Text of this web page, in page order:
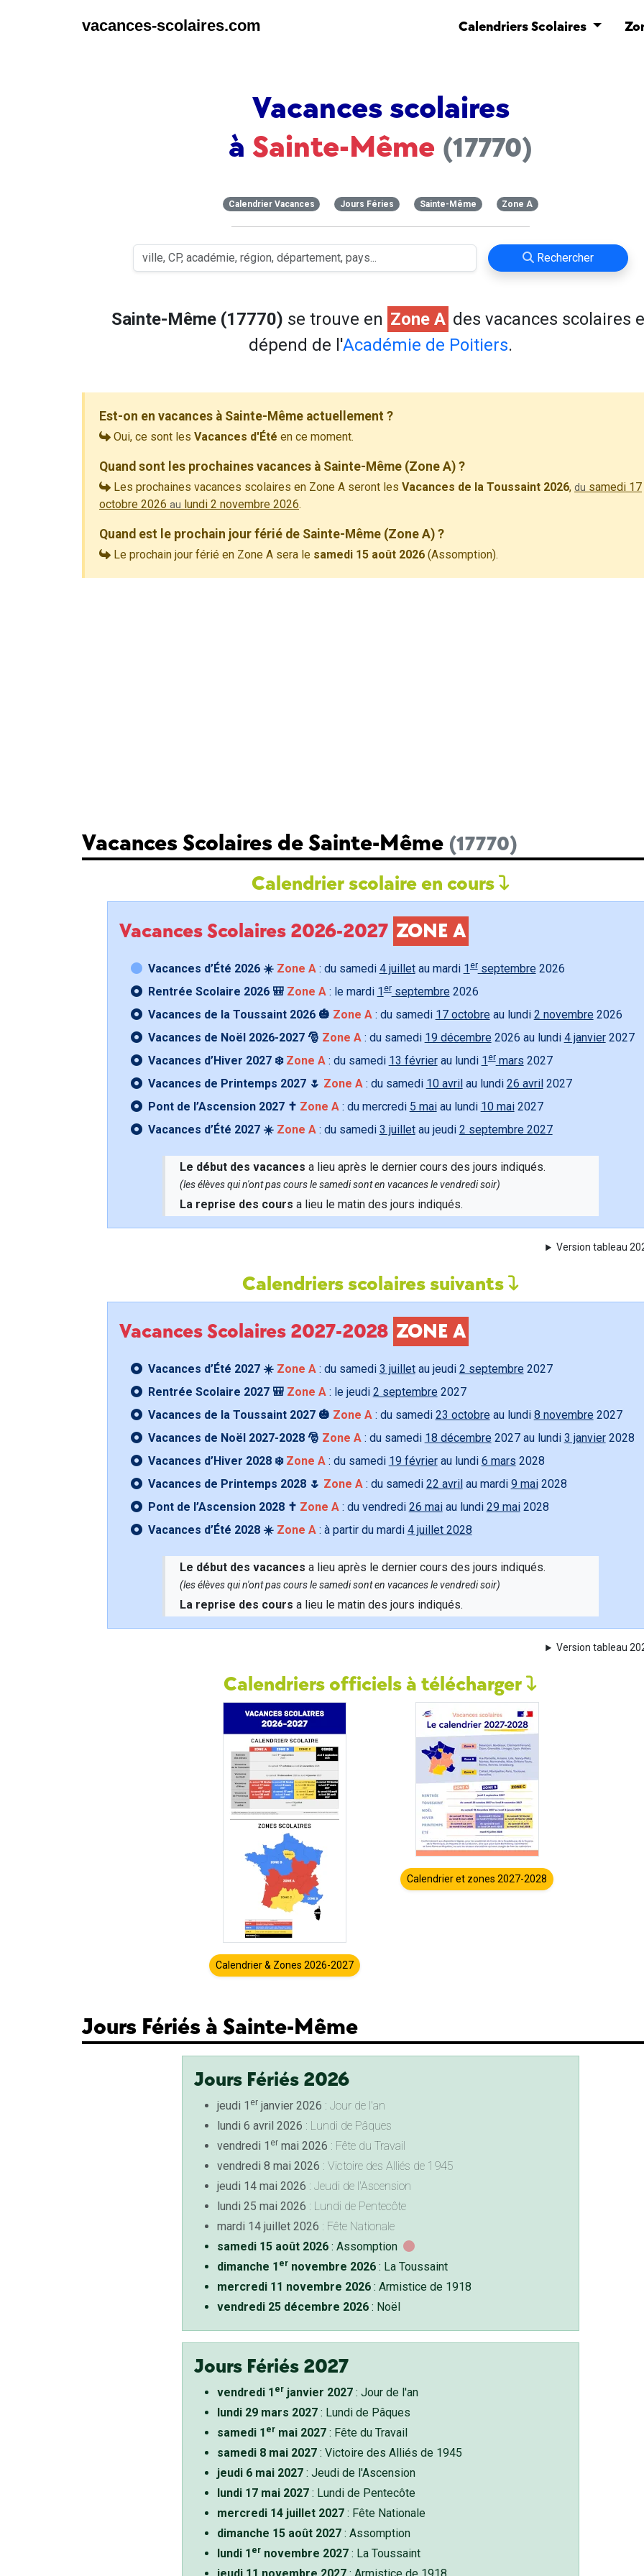
vacances-scolaires.com Calendriers Scolaires
Vacances scolaires
à Sainte-Même (17770)
Calendrier Vacances Jours Féries Sainte-Même Zone A
Rechercher
Sainte-Même (17770) se trouve en Zone A des vacances scolaires
dépend de l'Académie de Poitiers.
Est-on en vacances à Sainte-Même actuellement ?
Oui, ce sont les Vacances d'Été en ce moment.
Quand sont les prochaines vacances à Sainte-Même (Zone A) ?
Les prochaines vacances scolaires en Zone A seront les Vacances de la Toussaint 2026, du samedi 17
octobre 2026 au lundi 2 novembre 2026.
Quand est le prochain jour férié de Sainte-Même (Zone A) ?
Le prochain jour férié en Zone A sera le samedi 15 août 2026 (Assomption).
Vacances Scolaires de Sainte-Même (17770)
Calendrier scolaire en cours
Vacances Scolaires 2026-2027 ZONE A
Vacances d’Été 2026 ☀️ Zone A: du samedi 4 juilletau mardi 1 erseptembre 2026
Rentrée Scolaire 2026 🎒 Zone A: le mardi 1erseptembre 2026
Vacances de la Toussaint 2026 🎃 Zone A: du samedi 17 octobre au lundi 2 novembre 2026
Vacances de Noël 2026-2027 🎅 Zone A: du samedi 19 décembre 2026 au lundi 4 janvier2027
Vacances d’Hiver 2027 ❄️ Zone A: du samedi 13 févrierau lundi 1ermars 2027
Vacances de Printemps 2027 🌷 Zone A: du samedi 10 avril au lundi 26 avril 2027
Pont de l’Ascension 2027 ✝️ Zone A: du mercredi 5 maiau lundi 10 mai2027
Vacances d’Été 2027 ☀️ Zone A: du samedi 3 juilletau jeudi 2 septembre 2027
Le début des vacances a lieu après le dernier cours des jours indiqués.
(les élèves qui n'ont pas cours le samedi sont en vacances le vendredi soir)
La reprise des cours a lieu le matin des jours indiqués.
Version tableau
Calendriers scolaires suivants
Vacances Scolaires 2027-2028 ZONE A
Vacances d’Été 2027 ☀️ Zone A: du samedi 3 juilletau jeudi 2 septembre 2027
Rentrée Scolaire 2027 🎒 Zone A: le jeudi 2 septembre 2027
Vacances de la Toussaint 2027 🎃 Zone A: du samedi 23 octobre au lundi 8 novembre 2027
Vacances de Noël 2027-2028 🎅 Zone A: du samedi 18 décembre 2027 au lundi 3 janvier2028
Vacances d’Hiver 2028 ❄️ Zone A: du samedi 19 févrierau lundi 6 mars 2028
Vacances de Printemps 2028 🌷 Zone A: du samedi 22 avril au mardi 9 mai2028
Pont de l’Ascension 2028 ✝️ Zone A: du vendredi 26 maiau lundi 29 mai2028
Vacances d’Été 2028 ☀️ Zone A: à partir du mardi 4 juillet 2028
Le début des vacances a lieu après le dernier cours des jours indiqués.
(les élèves qui n'ont pas cours le samedi sont en vacances le vendredi soir)
La reprise des cours a lieu le matin des jours indiqués.
Version tableau
Calendriers officiels à télécharger
Calendrier & Zones 2026-2027
Calendrier et zones 2027-2028
Jours Fériés à Sainte-Même
Jours Fériés 2026
jeudi 1 erjanvier 2026 : Jour de l'an
lundi 6 avril 2026 : Lundi de Pâques
vendredi 1 ermai 2026 : Fête du Travail
vendredi 8 mai 2026 : Victoire des Alliés de 1945
jeudi 14 mai 2026 : Jeudi de l'Ascension
lundi 25 mai 2026 : Lundi de Pentecôte
mardi 14 juillet 2026 : Fête Nationale
samedi 15 août 2026: Assomption
dimanche 1 ernovembre 2026: La Toussaint
mercredi 11 novembre 2026: Armistice de 1918
vendredi 25 décembre 2026: Noël
Jours Fériés 2027
vendredi 1 erjanvier 2027: Jour de l'an
lundi 29 mars 2027: Lundi de Pâques
samedi 1 ermai 2027: Fête du Travail
samedi 8 mai 2027: Victoire des Alliés de 1945
jeudi 6 mai 2027: Jeudi de l'Ascension
lundi 17 mai 2027: Lundi de Pentecôte
mercredi 14 juillet 2027: Fête Nationale
dimanche 15 août 2027: Assomption
lundi 1 ernovembre 2027: La Toussaint
jeudi 11 novembre 2027: Armistice de 1918